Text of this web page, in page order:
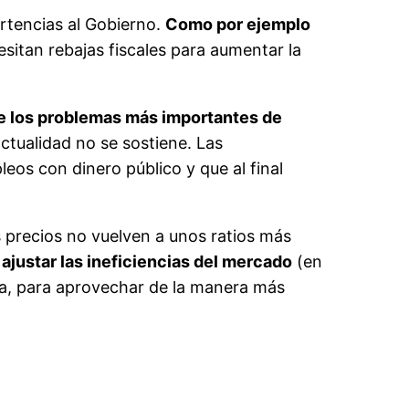
al Gobierno. Como por ejemplo
rebajas fiscales para aumentar la
los problemas más importantes de
no se sostiene. Las
con dinero público y que al final
no vuelven a unos ratios más
las ineficiencias del mercado (en
para aprovechar de la manera más